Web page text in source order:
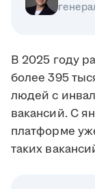
В 2025 году
более 395
людей с
вакансий. С
платформе
таких